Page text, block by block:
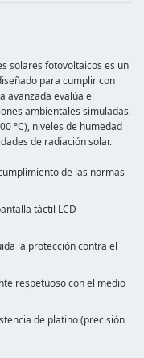
solares fotovoltaicos es un
para cumplir con
avanzada evalúa el
ambientales simuladas,
°C), niveles de humedad
de radiación solar.
de las normas
táctil LCD
la protección contra el
respetuoso con el medio
de platino (precisión